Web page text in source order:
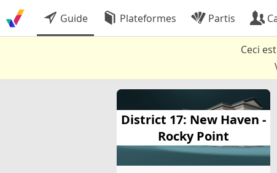
Guide Plateformes Partis
Ceci
District 17: New Haven -
Rocky Point